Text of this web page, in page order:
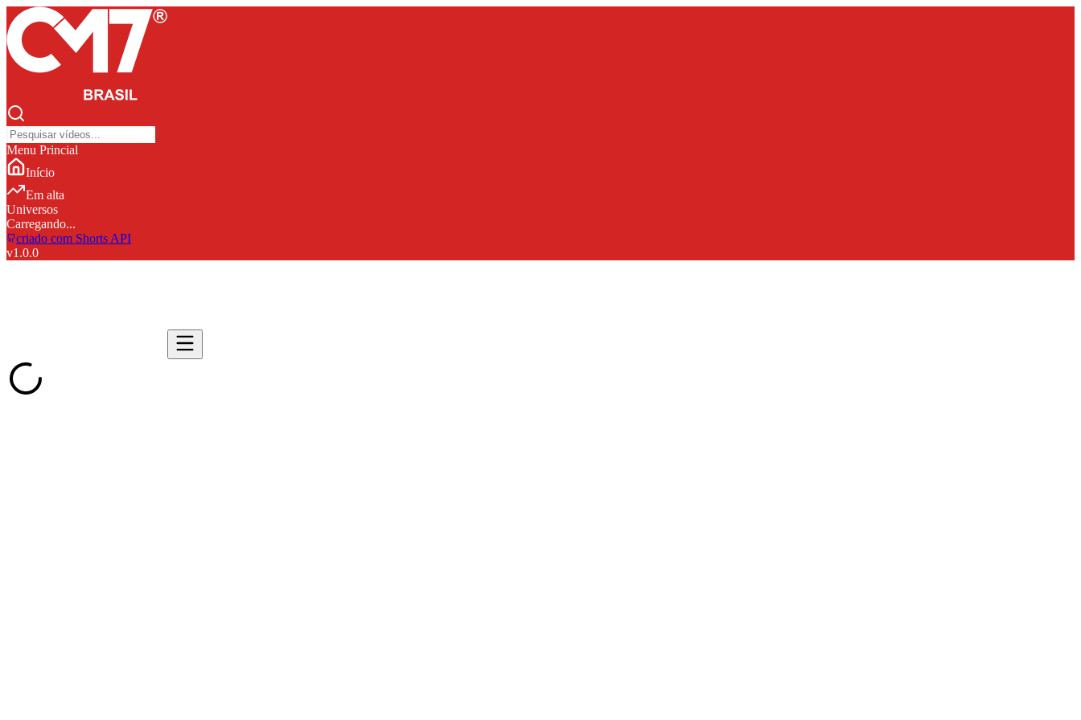
Menu Princial
Início
Em alta
Universos
Carregando...
criado com Shorts API
v1.0.0